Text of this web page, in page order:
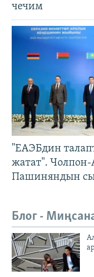
чечим
"ЕАЭБдин
жатат".
Пашиняндын
Блог -